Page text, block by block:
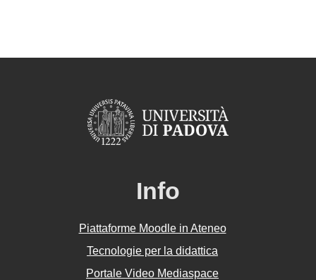
Info
Piattaforme Moodle in Ateneo
Tecnologie per la didattica
Portale Video Mediaspace